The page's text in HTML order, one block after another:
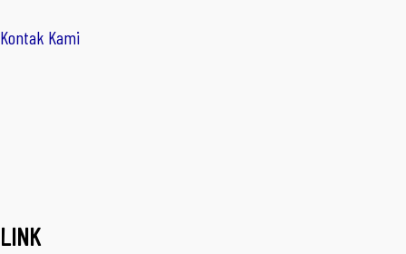
Kontak Kami
LINK